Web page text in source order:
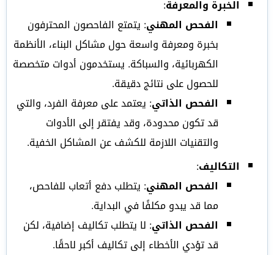
الخبرة والمعرفة:
الفحص المهني: يتمتع الفاحصون المحترفون
بخبرة ومعرفة واسعة حول مشاكل البناء، الأنظمة
الكهربائية، والسباكة. يستخدمون أدوات متخصصة
للحصول على نتائج دقيقة.
الفحص الذاتي: يعتمد على معرفة الفرد، والتي
قد تكون محدودة، وقد يفتقر إلى الأدوات
والتقنيات اللازمة للكشف عن المشاكل الخفية.
التكاليف:
الفحص المهني: يتطلب دفع أتعاب للفاحص،
مما قد يبدو مكلفًا في البداية.
الفحص الذاتي: لا يتطلب تكاليف إضافية، لكن
قد تؤدي الأخطاء إلى تكاليف أكبر لاحقًا.